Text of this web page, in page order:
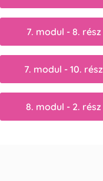
7. modul - 8. rész
7. modul - 10. rész
8. modul - 2. rész